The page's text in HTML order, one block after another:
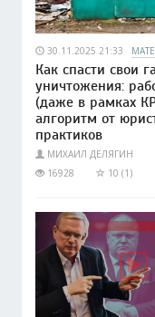
30.11.2025 21:33
Как спасти свои
уничтожения:
(даже в рамках
алгоритм от
практиков
МИХАИЛ ДЕЛЯГИН
16928
10 (1)